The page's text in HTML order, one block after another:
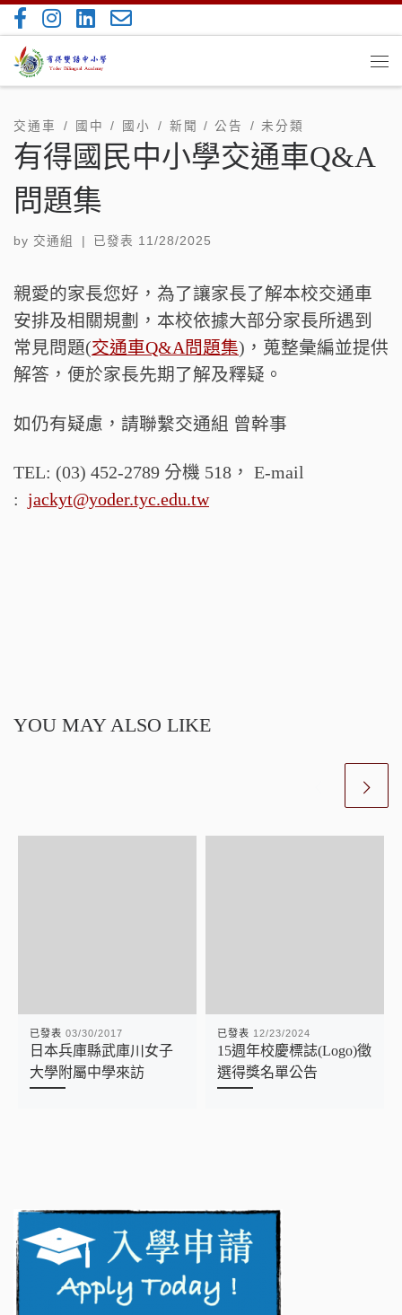
Skip to content
交通車 國中 國小 新聞 / 公告 未分類
有得國民中小學交通車Q&A
問題集
by 交通組 已發表 11/28/2025
親愛的家長您好，為了讓家長了解本校交通車
安排及相關規劃，本校依據大部分家長所遇到
常見問題(交通車Q&A問題集)，蒐整彙編並提供
解答，便於家長先期了解及釋疑。
如仍有疑慮，請聯繫交通組 曾幹事
TEL: (03) 452-2789 分機 518， E-mail
: jackyt@yoder.tyc.edu.tw
YOU MAY ALSO LIKE
已發表 03/30/2017
日本兵庫縣武庫川女子
大學附屬中學來訪
已發表 12/23/2024
15週年校慶標誌(Logo)徵
選得獎名單公告